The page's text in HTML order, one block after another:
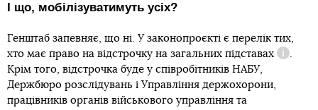
І що, мобілізуватимуть усіх?
Генштаб запевняє, що ні. У законопроєкті є перелік тих,
хто має право на відстрочку на загальних підставах
Довідка
.
Крім того, відстрочка буде у співробітників НАБУ,
Держбюро розслідувань і Управління держохорони,
працівників органів військового управління та